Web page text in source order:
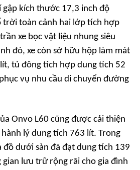
kích thước 17,3 inch độ
trời toàn cảnh hai lớp tích hợp
xe bọc vật liệu nhung siêu
đó, xe còn sở hữu hộp làm mát
tủ đông tích hợp dung tích 52
vụ nhu cầu di chuyển đường
Onvo L60 cũng được cải thiện
lý dung tích 763 lít. Trong
đồ dưới sàn đã đạt dung tích 139
gian lưu trữ rộng rãi cho gia đình